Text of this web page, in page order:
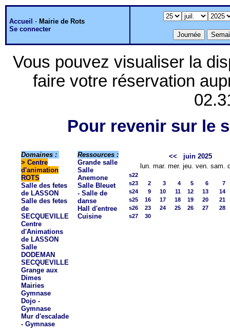
Accueil - Mairie de Rots
Se connecter
Vous pouvez visualiser la
faire votre réservation
Pour revenir sur le
Domaines :
> Centre
d'animation
ROTS
Salle des fetes
de LASSON
Salle des fetes
de
SECQUEVILLE
Centre
d'Animations
de LASSON
Salle
DODEMAN
SECQUEVILLE
Grange aux
Dimes
Mairies
Gymnase
Dojo -
Gymnase
Mur d'escalade
- Gymnase
Ressources :
Grande salle
Salle
Anemone
Salle Bleuet
- Salle de
danse
Hall d'entree
Cuisine
<<
juin 2025
lun. mar. mer. jeu. ven. sam.
s22
s23
2 3 4 5 6
7
s24
9 10 11 12 13
14
s25
16 17 18 19 20
21
s26
23 24 25 26 27
28
s27
30